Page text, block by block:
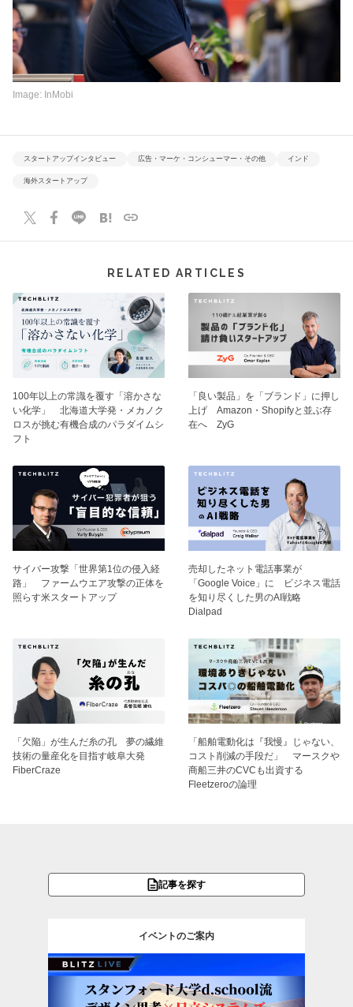
Image: InMobi
スタートアップインタビュー 広告・マーケ・コンシューマー・その他 インド
海外スタートアップ
RELATED ARTICLES
100年以上の常識を覆す「溶かさな
い化学」 北海道大学発・メカノク
ロスが挑む有機合成のパラダイムシ
フト
「良い製品」を「ブランド」に押し
上げ Amazon・Shopifyと並ぶ存
在へ ZyG
サイバー攻撃「世界第1位の侵入経
路」 ファームウエア攻撃の正体を
照らす米スタートアップ
売却したネット電話事業が
「Google Voice」に ビジネス電話
を知り尽くした男のAI戦略
Dialpad
「欠陥」が生んだ糸の孔 夢の繊維
技術の量産化を目指す岐阜大発
FiberCraze
「船舶電動化は『我慢』じゃない、
コスト削減の手段だ」 マースクや
商船三井のCVCも出資する
Fleetzeroの論理
記事を探す
イベントのご案内